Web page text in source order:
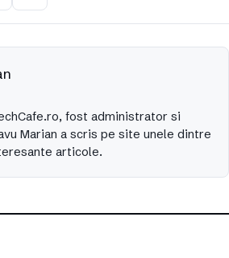
fost administrator si
Marian a scris pe site unele dintre
articole.